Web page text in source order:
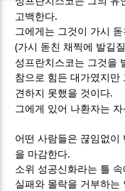
고백한다.
그에게는 그것이 가시
(가시 돋친 채찍에 발길
성프란치스코는 그것을
참으로 힘든 대가였지만
견하지 못했을 것이다.
그에게 있어 나환자는
어떤 사람들은 끊임없이
을 마감한다.
소위 성공신화라는 틀
실패와 몰락을 거부하는